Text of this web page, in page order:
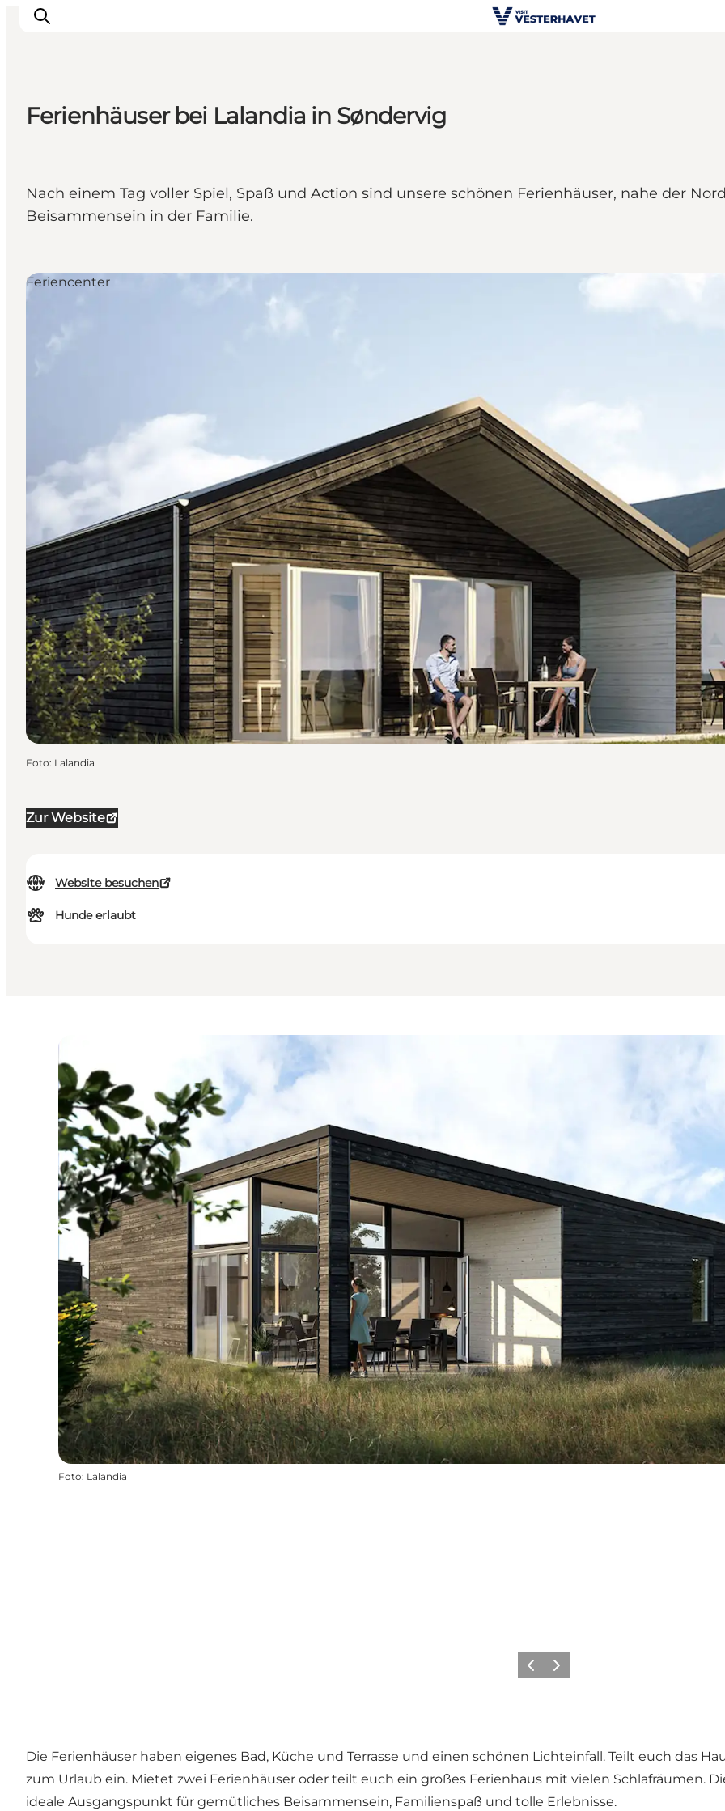
Unsere Städte
Essen & Übernachtung
Ferienhäuser bei Lalandia in Søndervig
Nach einem Tag voller Spiel, Spaß und Action sind unsere schönen Ferienhäuser, nahe der
Beisammensein in der Familie.
Zur Website
Website besuchen
Hunde erlaubt
Feriencenter
Foto: Lalandia
Foto: Lalandia
ZurückWeiter
Die Ferienhäuser haben eigenes Bad, Küche und Terrasse und einen schönen Lichteinfall. Teilt euch das
zum Urlaub ein. Mietet zwei Ferienhäuser oder teilt euch ein großes Ferienhaus mit vielen Schlafräumen.
ideale Ausgangspunkt für gemütliches Beisammensein, Familienspaß und tolle Erlebnisse.